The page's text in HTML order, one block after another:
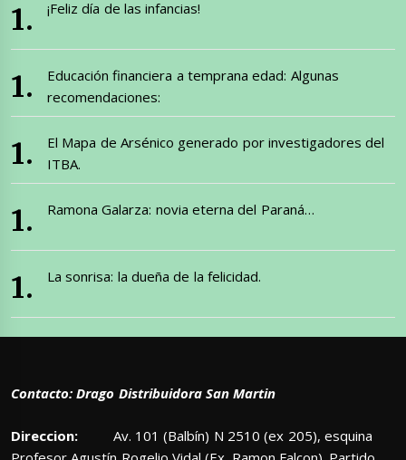
¡Feliz día de las infancias!
Educación financiera a temprana edad: Algunas
recomendaciones:
El Mapa de Arsénico generado por investigadores del
ITBA.
Ramona Galarza: novia eterna del Paraná…
La sonrisa: la dueña de la felicidad.
Contacto: Drago Distribuidora San Martin
Direccion: Av. 101 (Balbín) N 2510 (ex 205), esquina